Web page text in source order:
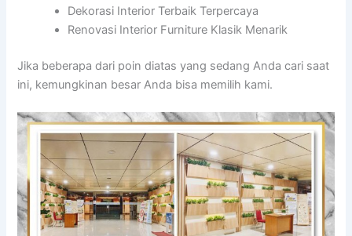
Dekorasi Interior Terbaik Terpercaya
Renovasi Interior Furniture Klasik Menarik
Jika beberapa dari poin diatas yang sedang Anda cari saat
ini, kemungkinan besar Anda bisa memilih kami.